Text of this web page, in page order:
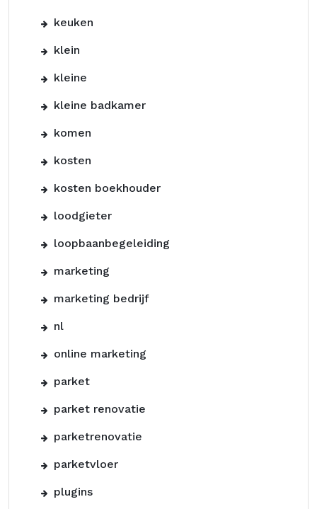
keuken
klein
kleine
kleine badkamer
komen
kosten
kosten boekhouder
loodgieter
loopbaanbegeleiding
marketing
marketing bedrijf
nl
online marketing
parket
parket renovatie
parketrenovatie
parketvloer
plugins